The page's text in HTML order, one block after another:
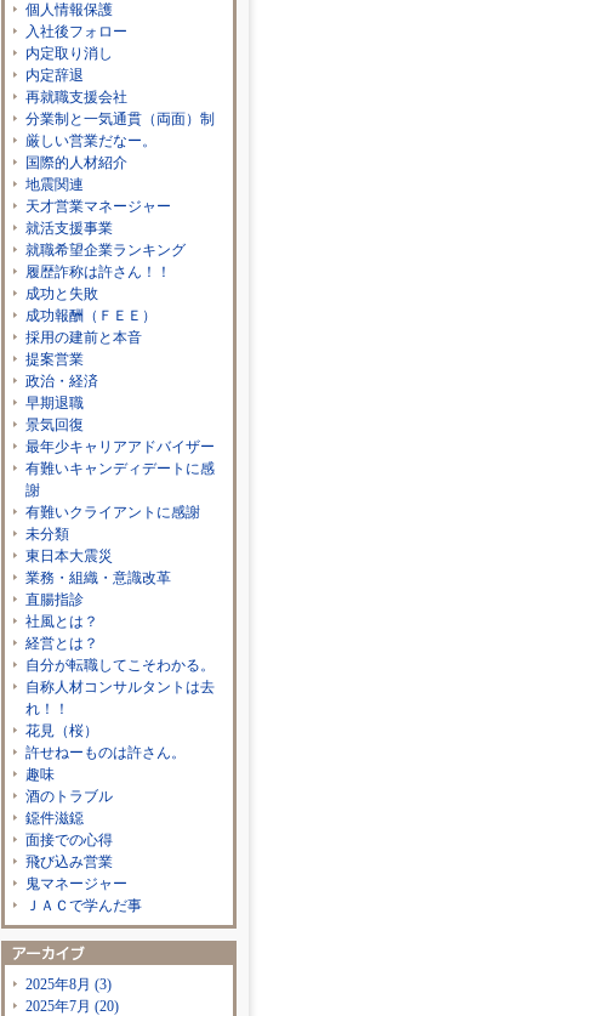
個人情報保護
入社後フォロー
内定取り消し
内定辞退
再就職支援会社
分業制と一気通貫（両面）制
厳しい営業だなー。
国際的人材紹介
地震関連
天才営業マネージャー
就活支援事業
就職希望企業ランキング
履歴詐称は許さん！！
成功と失敗
成功報酬（ＦＥＥ）
採用の建前と本音
提案営業
政治・経済
早期退職
景気回復
最年少キャリアアドバイザー
有難いキャンディデートに感
謝
有難いクライアントに感謝
未分類
東日本大震災
業務・組織・意識改革
直腸指診
社風とは？
経営とは？
自分が転職してこそわかる。
自称人材コンサルタントは去
れ！！
花見（桜）
許せねーものは許さん。
趣味
酒のトラブル
鐚件滋鐚
面接での心得
飛び込み営業
鬼マネージャー
ＪＡＣで学んだ事
2025年8月 (3)
2025年7月 (20)